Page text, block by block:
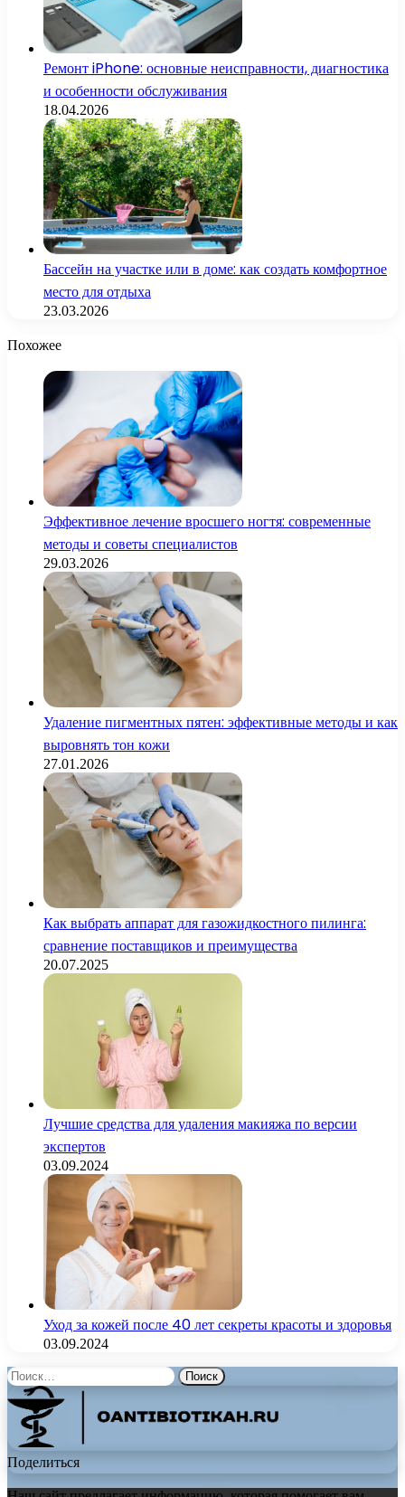
Ремонт iPhone: основные неисправности, диагностика
и особенности обслуживания
18.04.2026
Бассейн на участке или в доме: как создать комфортное
место для отдыха
23.03.2026
Похожее
Эффективное лечение вросшего ногтя: современные
методы и советы специалистов
29.03.2026
Удаление пигментных пятен: эффективные методы и как
выровнять тон кожи
27.01.2026
Как выбрать аппарат для газожидкостного пилинга:
сравнение поставщиков и преимущества
20.07.2025
Лучшие средства для удаления макияжа по версии
экспертов
03.09.2024
Уход за кожей после 40 лет секреты красоты и здоровья
03.09.2024
Найти:
Поделиться